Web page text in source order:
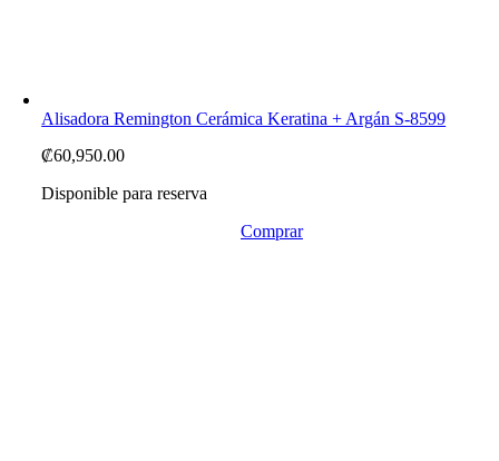
Alisadora Remington Cerámica Keratina + Argán S-8599
₡60,950.00
Disponible para reserva
Comprar